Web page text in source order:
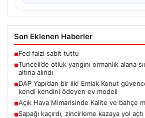
Son Eklenen Haberler
■Fed faizi sabit tuttu
■Tunceli’de otluk yangını ormanlık alana
altına alındı
■DAP Yapı’dan bir ilk! Emlak Konut
kendi kendini ödeyen ev modeli
■Açık Hava Mimarisinde Kalite ve bahçe
■Sapağı kaçırdı, zincirleme kazaya yol açtı